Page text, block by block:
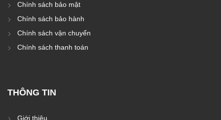
Chính sách bảo mật
Chính sách bảo hành
Chính sách vận chuyển
Chính sách thanh toán
THÔNG TIN
Giới thiệu